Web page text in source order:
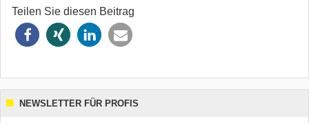
Teilen Sie diesen Beitrag
NEWSLETTER FÜR PROFIS